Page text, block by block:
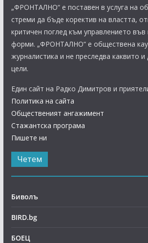
„ФРОНТАЛНО“ е поставен в услуга на
стреми да бъде коректив на властта,
критичен поглед към управлението във
форми. „ФРОНТАЛНО“ е обществена
журналистика и не преследва каквито
цели.
Един сайт на Радко Димитров и
Политика на сайта
Общественият ангажимент
Стажантска програма
Пишете ни
Четем
Биволъ
BIRD.bg
БОЕЦ